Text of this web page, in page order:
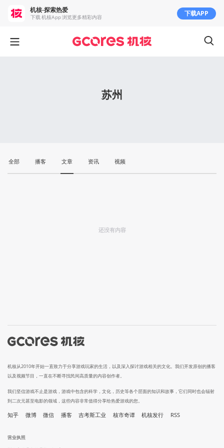
苏州
全部 播客 文章 资讯 视频
还没有内容
机核从2010年开始一直致力于分享游戏玩家的生活，以及深入探讨游戏相关的文化。我们开发原创的播客
以及视频节目，一直在不断寻找民间高质量的内容创作者。
我们坚信游戏不止是游戏，游戏中包含的科学，文化，历史等各个层面的知识和故事，它们同时也会辐射
到二次元甚至电影的领域，这些内容非常值得分享给热爱游戏的您。
知乎 微博 微信 播客 吉考斯工业 核市奇谭 机核发行 RSS
营业执照
机核-探索热爱
下载 机核App 浏览更多精彩内容 下载APP